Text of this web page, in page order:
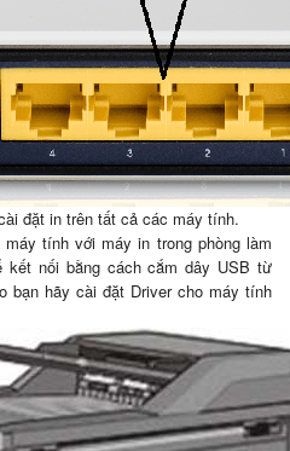
đặt in trên tất cả các máy tính.
tính với máy in trong phòng làm
kết nối bằng cách cắm dây USB từ
bạn hãy cài đặt Driver cho máy tính